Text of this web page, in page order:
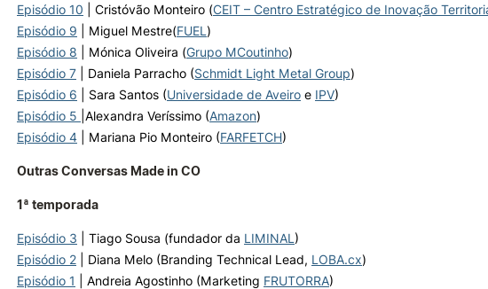
Episódio 10 | Cristóvão Monteiro (CEIT – Centro Estratégico de Inovação
Episódio 9
Miguel Mestre(FUEL )
Episódio 8
Mónica Oliveira (Grupo MCoutinho)
Episódio 7 | Daniela Parracho (Schmidt Light Metal Group)
Episódio 6 | Sara Santos (Universidade de Aveiro e IPV)
Episódio 5 |Alexandra Veríssimo (Amazon)
Episódio 4 | Mariana Pio Monteiro (FARFETCH)
Outras Conversas Made in CO
1ª temporada
Episódio 3 | Tiago Sousa (fundador da LIMINAL )
Episódio 2 | Diana Melo (Branding Technical Lead, LOBA.cx)
Episódio 1
| Andreia Agostinho (Marketing FRUTORRA)